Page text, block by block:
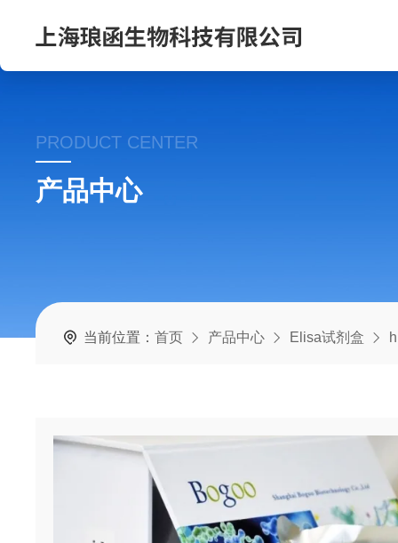
PRODUCT CENTER
产品中心
当前位置：首页 产品中心 Elisa试剂盒